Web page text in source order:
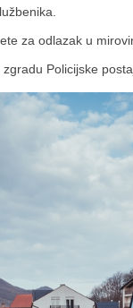
za odlazak u
Policijske